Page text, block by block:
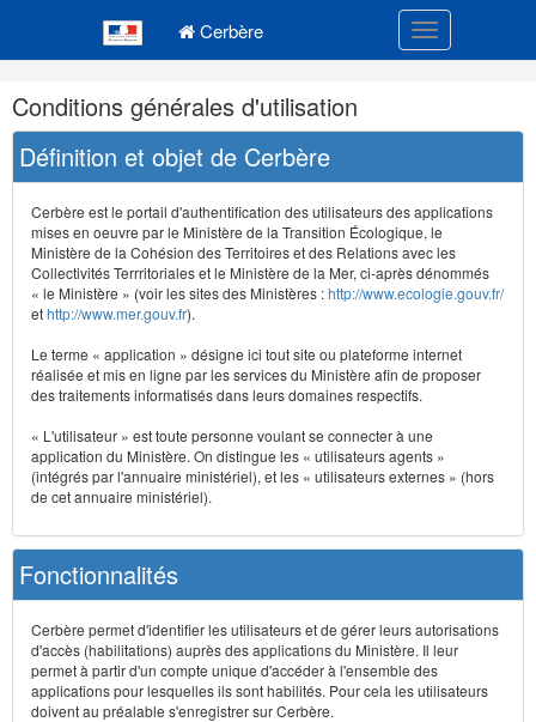
Cerbère Toggle
Navigation
et
outils
annexes
Conditions générales d'utilisation
Définition et objet de Cerbère
Cerbère est le portail d'authentification des utilisateurs des applications
mises en oeuvre par le Ministère de la Transition Écologique, le
Ministère de la Cohésion des Territoires et des Relations avec les
Collectivités Terrritoriales et le Ministère de la Mer, ci-après dénommés
« le Ministère » (voir les sites des Ministères :http://www.ecologie.gouv.fr/
ethttp://www.mer.gouv.fr).
Le terme « application » désigne ici tout site ou plateforme internet
réalisée et mis en ligne par les services du Ministère afin de proposer
des traitements informatisés dans leurs domaines respectifs.
« L'utilisateur » est toute personne voulant se connecter à une
application du Ministère. On distingue les « utilisateurs agents »
(intégrés par l'annuaire ministériel), et les « utilisateurs externes » (hors
de cet annuaire ministériel).
Fonctionnalités
Cerbère permet d'identifier les utilisateurs et de gérer leurs autorisations
d'accès (habilitations) auprès des applications du Ministère. Il leur
permet à partir d'un compte unique d'accéder à l'ensemble des
applications pour lesquelles ils sont habilités. Pour cela les utilisateurs
doivent au préalable s'enregistrer sur Cerbère.